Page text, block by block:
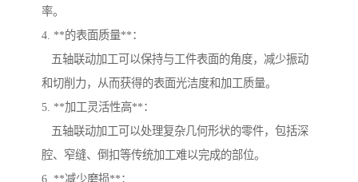
率。
4. **的表面质量**：
五轴联动加工可以保持与工件表面的角度，减少振动
和切削力，从而获得的表面光洁度和加工质量。
5. **加工灵活性高**：
五轴联动加工可以处理复杂几何形状的零件，包括深
腔、窄缝、倒扣等传统加工难以完成的部位。
6. **减少磨损**：